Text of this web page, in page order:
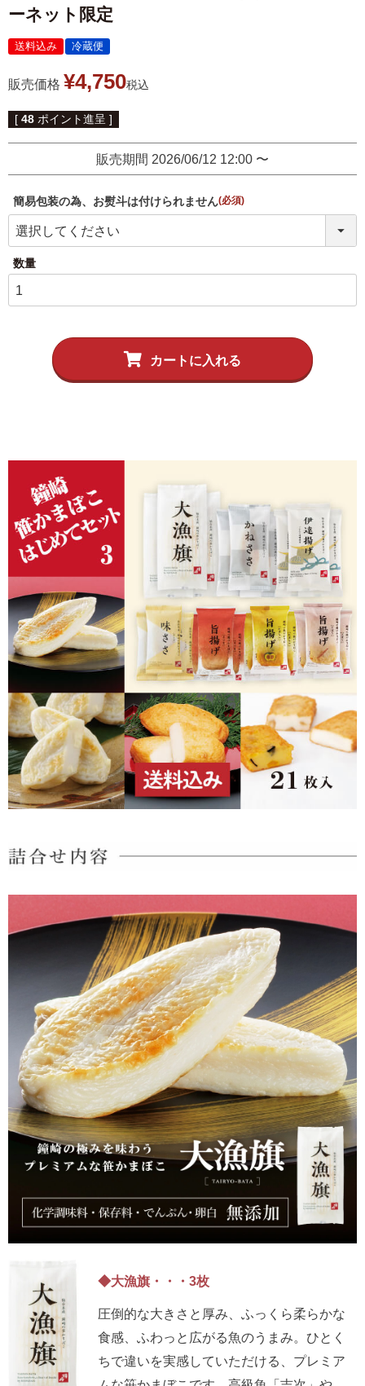
鯛めしの素
牛たん かねざき 牛たん メンチ
はらこ飯物語 鐘崎屋の天然だし
5,001円以上 4,001円～5,000円
3,001円～4,000円 2,001円～3,000円
ーネット限定
送料込み 冷蔵便
販売価格 ¥4,750税込
[ 48 ポイント進呈 ]
販売期間 2026/06/12 12:00 〜
簡易包装の為、お熨斗は付けられません
(必須)
カートに入れる
◆大漁旗・・・3枚
圧倒的な大きさと厚み、ふっくら柔らかな
食感、ふわっと広がる魚のうまみ。ひとく
ちで違いを実感していただける、プレミア